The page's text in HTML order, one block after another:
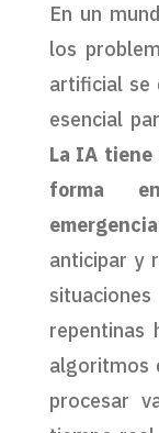
En un
los
artificial se
esencial
La IA tiene
forma
anticipar y
repentinas
algoritmos
procesar